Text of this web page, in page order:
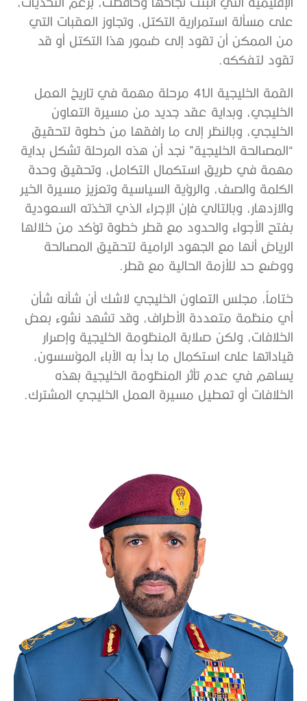
على مسألة استمرارية التكتل، وتجاوز العقبات التي
من الممكن أن تقود إلى ضمور هذا التكتل أو قد
تقود لتفككه.
القمة الخليجية الـ41 مرحلة مهمة في تاريخ العمل
الخليجي، وبداية عقد جديد من مسيرة التعاون
الخليجي، وبالنظر إلى ما رافقها من خطوة لتحقيق
“المصالحة الخليجية” نجد أن هذه المرحلة تشكل بداية
مهمة في طريق استكمال التكامل، وتحقيق وحدة
الكلمة والصف، والرؤية السياسية وتعزيز مسيرة الخير
والازدهار، وبالتالي فإن الإجراء الذي اتخذته السعودية
بفتح الأجواء والحدود مع قطر خطوة تؤكد من خلالها
الرياض أنها مع الجهود الرامية لتحقيق المصالحة
ووضع حد للأزمة الحالية مع قطر.
ختاماً، مجلس التعاون الخليجي لاشك أن شأنه شأن
أي منظمة متعددة الأطراف، وقد تشهد نشوء بعض
الخلافات، ولكن صلابة المنظومة الخليجية وإصرار
قياداتها على استكمال ما بدأ به الآباء المؤسسون،
يساهم في عدم تأثر المنظومة الخليجية بهذه
الخلافات أو تعطيل مسيرة العمل الخليجي المشترك.